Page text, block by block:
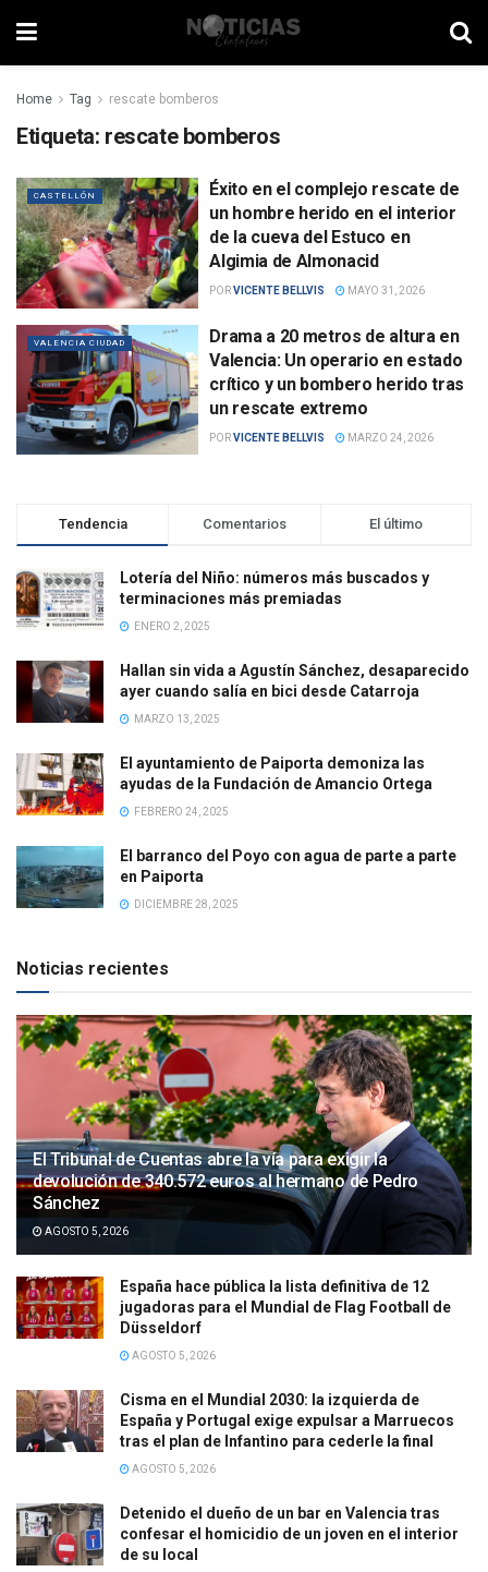
Home Tag rescate bomberos
Etiqueta: rescate bomberos
CASTELLÓN
Éxito en el complejo rescate de
un hombre herido en el interior
de la cueva del Estuco en
Algimia de Almonacid
PORVICENTE BELLVIS MAYO 31, 2026
VALENCIA CIUDAD
Drama a 20 metros de altura en
Valencia: Un operario en estado
crítico y un bombero herido tras
un rescate extremo
PORVICENTE BELLVIS MARZO 24, 2026
Tendencia Comentarios El último
Lotería del Niño: números más buscados y
terminaciones más premiadas
ENERO 2, 2025
Hallan sin vida a Agustín Sánchez, desaparecido
ayer cuando salía en bici desde Catarroja
MARZO 13, 2025
El ayuntamiento de Paiporta demoniza las
ayudas de la Fundación de Amancio Ortega
FEBRERO 24, 2025
El barranco del Poyo con agua de parte a parte
en Paiporta
DICIEMBRE 28, 2025
Noticias recientes
El Tribunal de Cuentas abre la vía para exigir la
devolución de 340.572 euros al hermano de Pedro
Sánchez
AGOSTO 5, 2026
España hace pública la lista definitiva de 12
jugadoras para el Mundial de Flag Football de
Düsseldorf
AGOSTO 5, 2026
Cisma en el Mundial 2030: la izquierda de
España y Portugal exige expulsar a Marruecos
tras el plan de Infantino para cederle la final
AGOSTO 5, 2026
Detenido el dueño de un bar en Valencia tras
confesar el homicidio de un joven en el interior
de su local